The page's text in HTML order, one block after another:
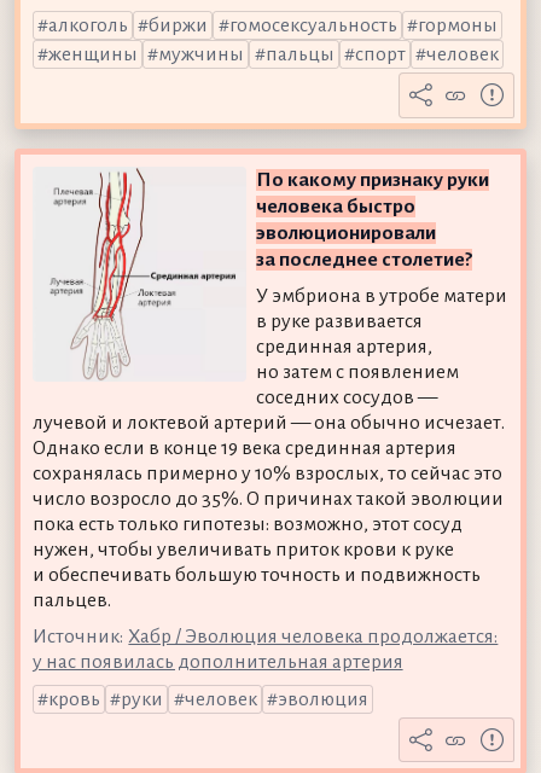
алкоголь
биржи гомосексуальность
гормоны
женщины
мужчины пальцы спорт человек
По какому признаку руки
человека быстро
эволюционировали
за последнее столетие?
У эмбриона в утробе матери
в руке развивается
срединная артерия,
но затем с появлением
соседних сосудов —
лучевой и локтевой артерий — она обычно исчезает.
Однако если в конце 19 века срединная артерия
сохранялась примерно у 10% взрослых, то сейчас это
число возросло до 35%. О причинах такой эволюции
пока есть только гипотезы: возможно, этот сосуд
нужен, чтобы увеличивать приток крови к руке
и обеспечивать большую точность и подвижность
пальцев.
Источник: Хабр / Эволюция человека продолжается:
у нас появилась дополнительная артерия
кровь
руки человек эволюция